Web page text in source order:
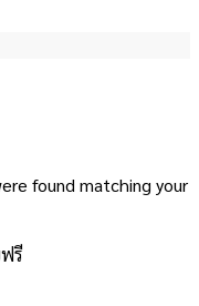
found matching your